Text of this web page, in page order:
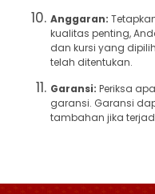
Anggaran:
kualitas penting,
dan kursi yang
telah ditentukan.
Garansi: Periksa
garansi. Garansi
tambahan jika